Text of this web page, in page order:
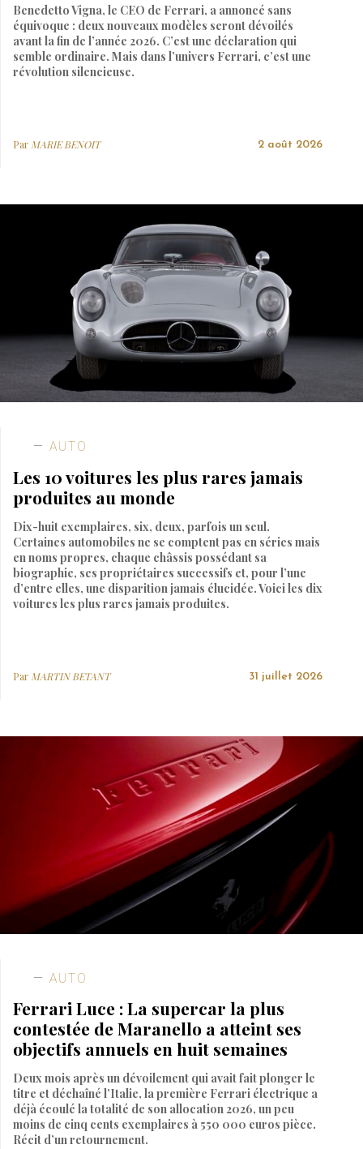
Benedetto Vigna, le CEO de Ferrari, a annoncé sans
équivoque : deux nouveaux modèles seront dévoilés
avant la fin de l’année 2026. C’est une déclaration qui
semble ordinaire. Mais dans l’univers Ferrari, c’est une
révolution silencieuse.
Par MARIE BENOIT 2 août 2026
AUTO
Les 10 voitures les plus rares jamais
produites au monde
Dix-huit exemplaires, six, deux, parfois un seul.
Certaines automobiles ne se comptent pas en séries mais
en noms propres, chaque châssis possédant sa
biographie, ses propriétaires successifs et, pour l’une
d’entre elles, une disparition jamais élucidée. Voici les dix
voitures les plus rares jamais produites.
Par MARTIN BETANT 31 juillet 2026
AUTO
Ferrari Luce : La supercar la plus
contestée de Maranello a atteint ses
objectifs annuels en huit semaines
Deux mois après un dévoilement qui avait fait plonger le
titre et déchaîné l’Italie, la première Ferrari électrique a
déjà écoulé la totalité de son allocation 2026, un peu
moins de cinq cents exemplaires à 550 000 euros pièce.
Récit d’un retournement.